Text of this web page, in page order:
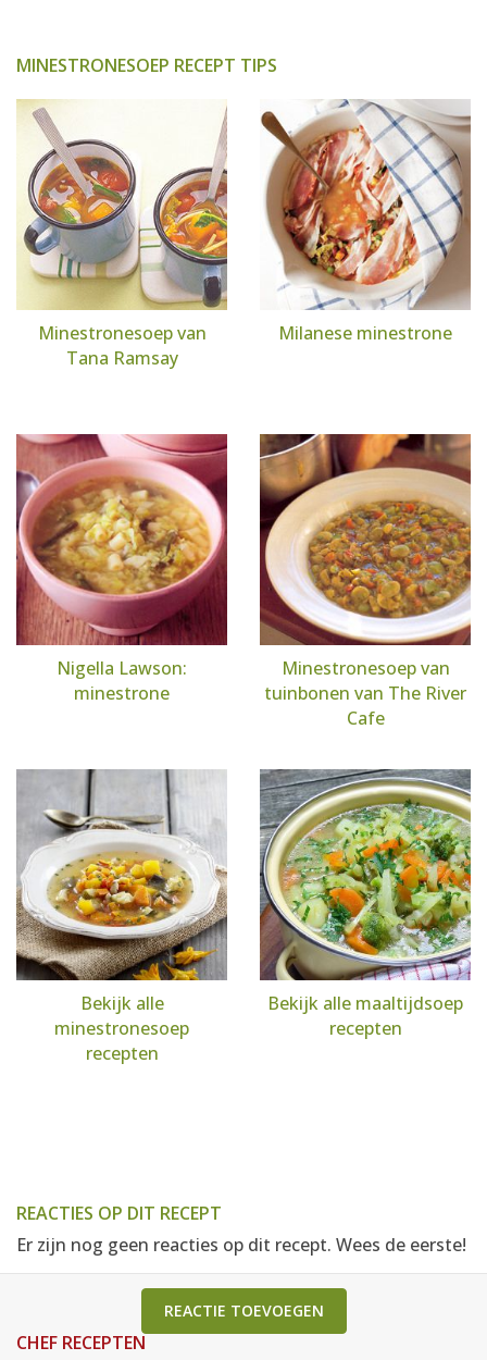
MINESTRONESOEP RECEPT TIPS
Minestronesoep van
Tana Ramsay
Milanese minestrone
Nigella Lawson:
minestrone
Minestronesoep van
tuinbonen van The River
Cafe
Bekijk alle
minestronesoep
recepten
Bekijk alle maaltijdsoep
recepten
REACTIES OP DIT RECEPT
Er zijn nog geen reacties op dit recept. Wees de eerste!
REACTIE TOEVOEGEN
CHEF RECEPTEN